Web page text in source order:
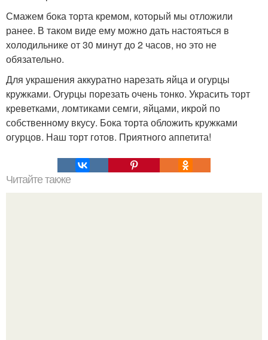
Смажем бока торта кремом, который мы отложили
ранее. В таком виде ему можно дать настояться в
холодильнике от 30 минут до 2 часов, но это не
обязательно.
Для украшения аккуратно нарезать яйца и огурцы
кружками. Огурцы порезать очень тонко. Украсить торт
креветками, ломтиками семги, яйцами, икрой по
собственному вкусу. Бока торта обложить кружками
огурцов. Наш торт готов. Приятного аппетита!
Читайте также